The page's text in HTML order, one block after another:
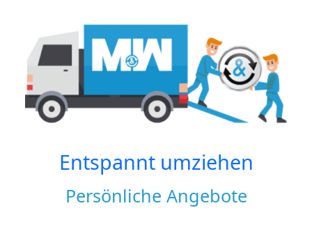
Entspannt umziehen
Persönliche Angebote